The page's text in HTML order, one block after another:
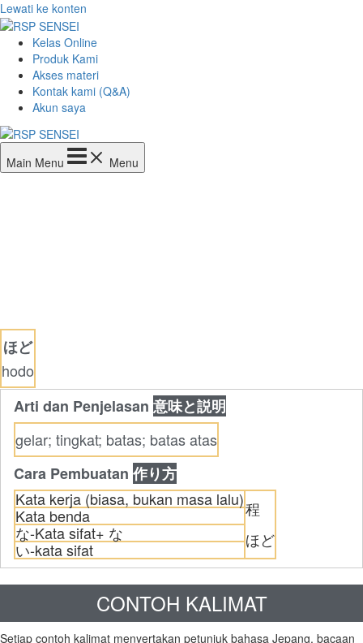
Lewati ke konten
Kelas Online
Produk Kami
Akses materi
Kontak kami (Q&A)
Akun saya
Main Menu Menu
ほど
hodo
Arti dan Penjelasan 意味と説明
gelar; tingkat; batas; batas atas
Cara Pembuatan 作り方
Kata kerja (biasa, bukan masa lalu)程
ほど
Kata benda
な-Kata sifat+ な
い-kata sifat
CONTOH KALIMAT
Setiap contoh kalimat menyertakan petunjuk bahasa Jepang, bacaan